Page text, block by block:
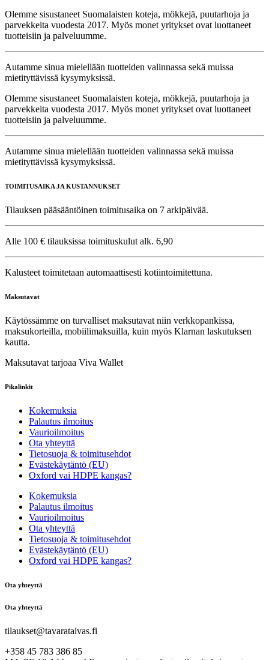
Olemme sisustaneet Suomalaisten koteja, mökkejä, puutarhoja ja
parvekkeita vuodesta 2017. Myös monet yritykset ovat luottaneet
tuotteisiin ja palveluumme.
Autamme sinua mielellään tuotteiden valinnassa sekä muissa
mietityttävissä kysymyksissä.
Olemme sisustaneet Suomalaisten koteja, mökkejä, puutarhoja ja
parvekkeita vuodesta 2017. Myös monet yritykset ovat luottaneet
tuotteisiin ja palveluumme.
Autamme sinua mielellään tuotteiden valinnassa sekä muissa
mietityttävissä kysymyksissä.
TOIMITUSAIKA JA KUSTANNUKSET
Tilauksen pääsääntöinen toimitusaika on 7 arkipäivää.
Alle 100 € tilauksissa toimituskulut alk. 6,90
Kalusteet toimitetaan automaattisesti kotiintoimitettuna.
Maksutavat
Käytössämme on turvalliset maksutavat niin verkkopankissa,
maksukorteilla, mobiilimaksuilla, kuin myös Klarnan laskutuksen
kautta.
Maksutavat tarjoaa Viva Wallet
Pikalinkit
Kokemuksia
Palautus ilmoitus
Vaurioilmoitus
Ota yhteyttä
Tietosuoja & toimitusehdot
Evästekäytäntö (EU)
Oxford vai HDPE kangas?
Kokemuksia
Palautus ilmoitus
Vaurioilmoitus
Ota yhteyttä
Tietosuoja & toimitusehdot
Evästekäytäntö (EU)
Oxford vai HDPE kangas?
Ota yhteyttä
Ota yhteyttä
tilaukset@tavarataivas.fi
+358 45 783 386 85